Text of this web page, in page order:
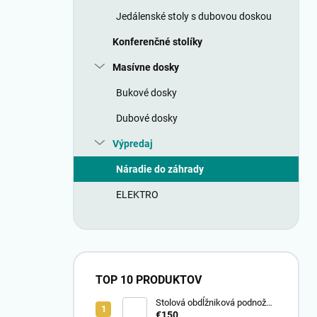
Jedálenské stoly s dubovou doskou
Konferenčné stolíky
Masívne dosky
Bukové dosky
Dubové dosky
Výpredaj
Náradie do záhrady
ELEKTRO
TOP 10 PRODUKTOV
Stolová obdĺžniková podnož
80x20